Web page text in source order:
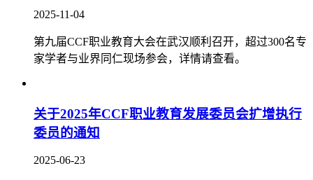
2025-11-04
第九届CCF职业教育大会在武汉顺利召开，超过300名专
家学者与业界同仁现场参会，详情请查看。
关于2025年CCF职业教育发展委员会扩增执行
委员的通知
2025-06-23